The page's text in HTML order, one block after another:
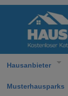
Hausanbieter
Musterhausparks